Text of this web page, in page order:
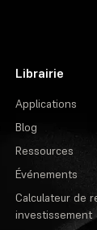
Librairie
Applications
Blog
Ressources
Événements
Calculateur de
investissement